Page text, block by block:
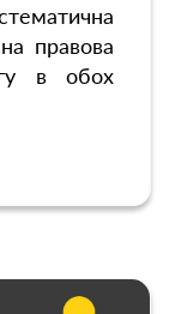
правова
в обох